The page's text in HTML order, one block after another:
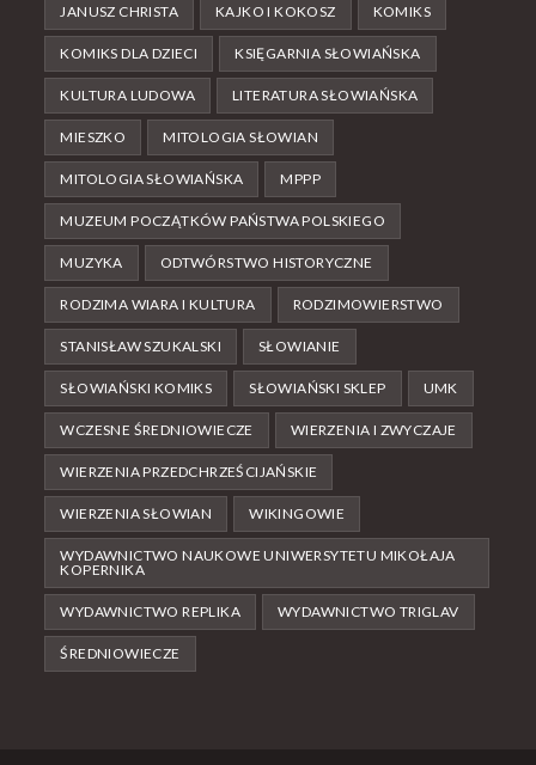
JANUSZ CHRISTA KAJKO I KOKOSZ KOMIKS
KOMIKS DLA DZIECI KSIĘGARNIA SŁOWIAŃSKA
KULTURA LUDOWA LITERATURA SŁOWIAŃSKA
MIESZKO MITOLOGIA SŁOWIAN
MITOLOGIA SŁOWIAŃSKA MPPP
MUZEUM POCZĄTKÓW PAŃSTWA POLSKIEGO
MUZYKA ODTWÓRSTWO HISTORYCZNE
RODZIMA WIARA I KULTURA RODZIMOWIERSTWO
STANISŁAW SZUKALSKI SŁOWIANIE
SŁOWIAŃSKI KOMIKS SŁOWIAŃSKI SKLEP UMK
WCZESNE ŚREDNIOWIECZE WIERZENIA I ZWYCZAJE
WIERZENIA PRZEDCHRZEŚCIJAŃSKIE
WIERZENIA SŁOWIAN WIKINGOWIE
WYDAWNICTWO NAUKOWE UNIWERSYTETU MIKOŁAJA
KOPERNIKA
WYDAWNICTWO REPLIKA WYDAWNICTWO TRIGLAV
ŚREDNIOWIECZE